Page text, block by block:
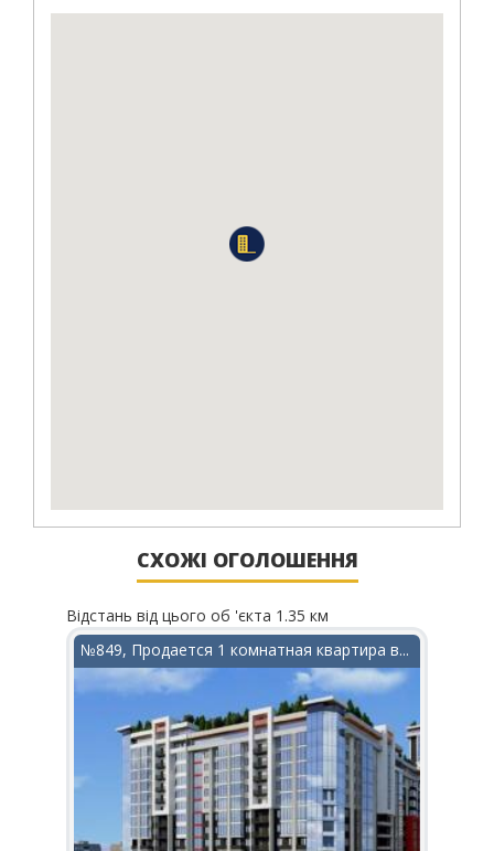
СХОЖІ ОГОЛОШЕННЯ
Відстань від цього об 'єкта 1.35 км
№849, Продается 1 комнатная квартира в...